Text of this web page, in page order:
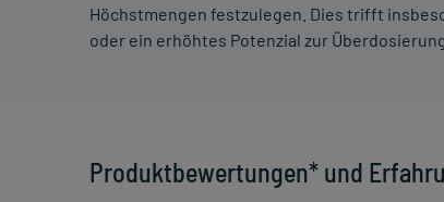
Höchstmengen festzulegen. Dies trifft
oder ein erhöhtes Potenzial zur
Produktbewertungen* und